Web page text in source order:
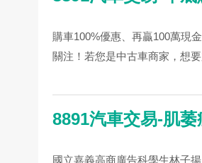
購車100%優惠、再贏100萬現
關注！若您是中古車商家，想
8891汽車交易-肌
國立嘉義高商廣告科學生林子